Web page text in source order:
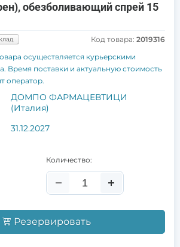
обезболивающий спрей 15
Код товара: 2019316
осуществляется курьерскими
Время поставки и актуальную стоимость
оператор.
ДОМПО ФАРМАЦЕВТИЦИ
(Италия)
31.12.2027
Количество:
Резервировать